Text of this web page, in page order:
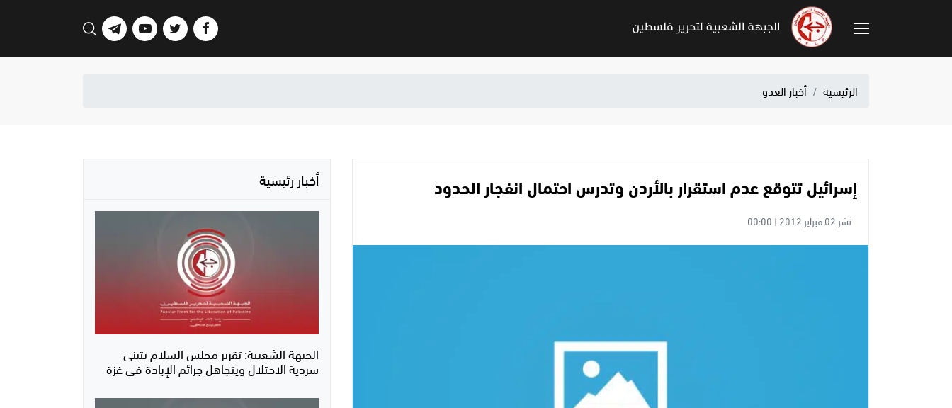
الرئيسية أخبار العدو
إسرائيل تتوقع عدم استقرار بالأردن وتدرس احتمال انفجار الحدود
نشر 02 فبراير 2012 | 00:00
أخبار رئيسية
الجبهة الشعبية: تقرير مجلس السلام يتبنى
سردية الاحتلال ويتجاهل جرائم الإبادة في غزة